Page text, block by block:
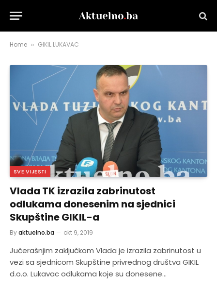
Home » GIKIL LUKAVAC
SVE VIJESTI
Vlada TK izrazila zabrinutost
odlukama donesenim na sjednici
Skupštine GIKIL-a
Byaktuelno.ba okt 9, 2019
Jučerašnjim zaključkom Vlada je izrazila zabrinutost u
vezi sa sjednicom Skupštine privrednog društva GIKIL
d.o.o. Lukavac odlukama koje su donesene…